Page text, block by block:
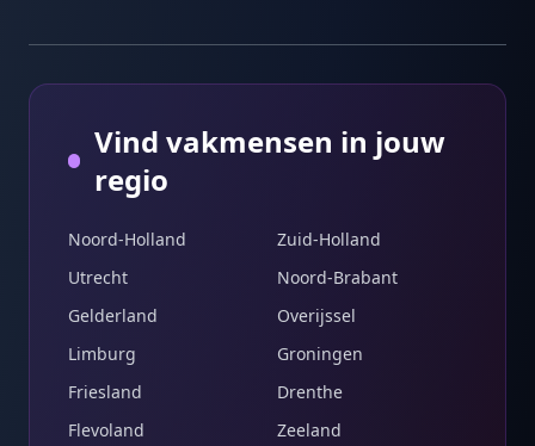
Vind vakmensen in jouw
regio
Noord-Holland
Zuid-Holland
Utrecht
Noord-Brabant
Gelderland
Overijssel
Limburg
Groningen
Friesland
Drenthe
Flevoland
Zeeland